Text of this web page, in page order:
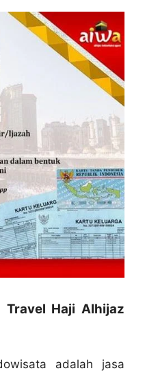
Haji Alhijaz
adalah jasa